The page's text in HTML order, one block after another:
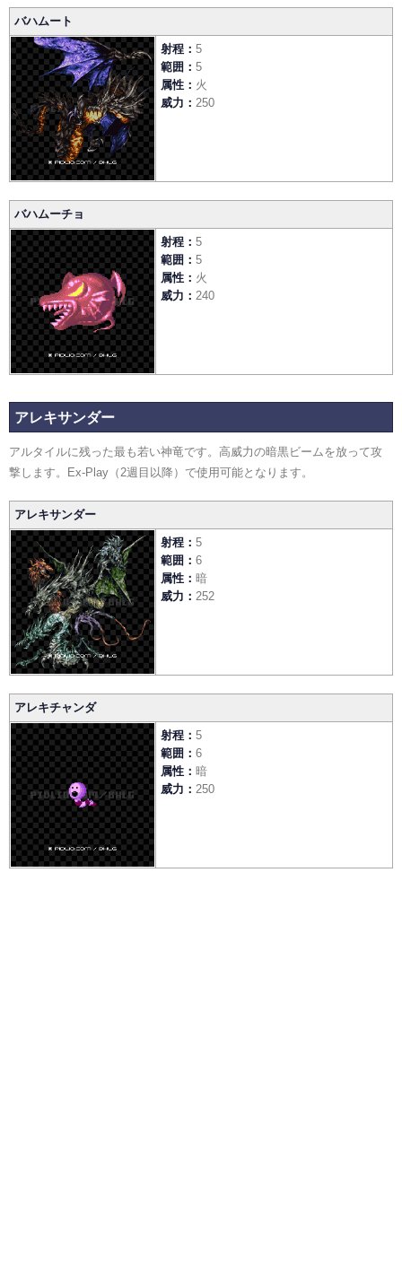
バハムート
射程
5
範囲
5
属性
火
威力
250
バハムーチョ
射程
5
範囲
5
属性
火
威力
240
アレキサンダー
アルタイルに残った最も若い神竜です。高威力の暗黒ビームを放って攻
撃します。Ex-Play（2週目以降）で使用可能となります。
アレキサンダー
射程
5
範囲
6
属性
暗
威力
252
アレキチャンダ
射程
5
範囲
6
属性
暗
威力
250